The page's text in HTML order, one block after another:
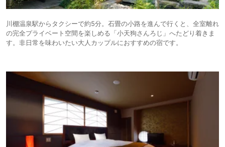
川棚温泉駅からタクシーで約5分。石畳の小路を進んで行くと、全室離れ
の完全プライベート空間を楽しめる「小天狗さんろじ」へたどり着きま
す。非日常を味わいたい大人カップルにおすすめの宿です。